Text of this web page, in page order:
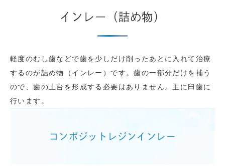
インレー（詰め物）
軽度のむし歯などで歯を少しだけ削ったあとに入れて治療
するのが詰め物（インレー）です。歯の一部分だけを補う
ので、歯の土台を形成する必要はありません。主に臼歯に
行います。
コンポジットレジンインレー